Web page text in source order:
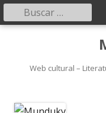
contenidoWeb cultural –
Menú